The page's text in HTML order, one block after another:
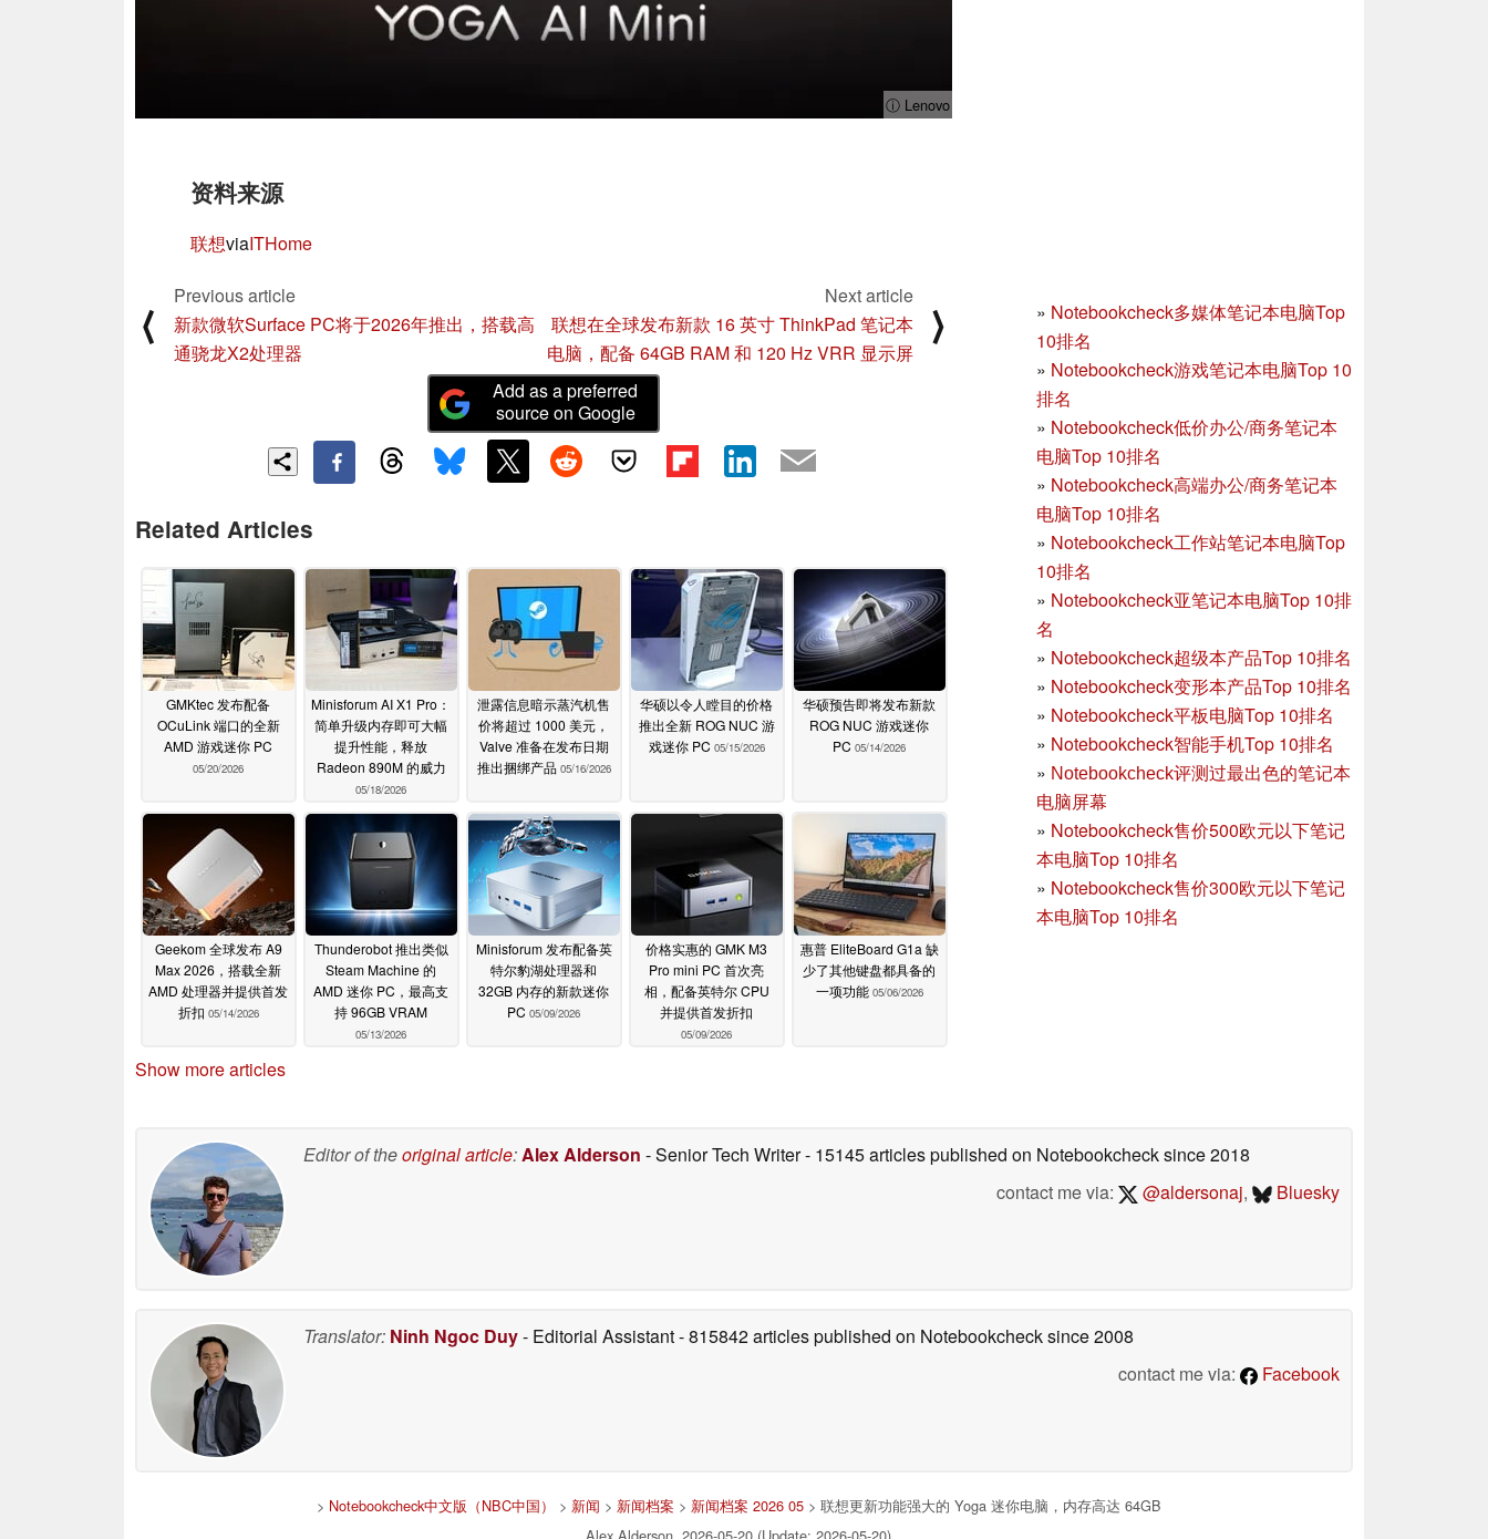
ⓘ Lenovo
资料来源
联想viaITHome
» Notebookcheck多媒体笔记本电脑Top
10排名
» Notebookcheck游戏笔记本电脑Top 10
排名
» Notebookcheck低价办公/商务笔记本
电脑Top 10排名
» Notebookcheck高端办公/商务笔记本
电脑Top 10排名
» Notebookcheck工作站笔记本电脑Top
10排名
» Notebookcheck亚笔记本电脑Top 10排
名
» Notebookcheck超级本产品Top 10排名
» Notebookcheck变形本产品Top 10排名
» Notebookcheck平板电脑Top 10排名
» Notebookcheck智能手机Top 10排名
» Notebookcheck评测过最出色的笔记本
电脑屏幕
» Notebookcheck售价500欧元以下笔记
本电脑Top 10排名
» Notebookcheck售价300欧元以下笔记
本电脑Top 10排名
⟨
Previous article
新款微软Surface PC将于2026年推出，搭载高
通骁龙X2处理器
Next article
联想在全球发布新款 16 英寸 ThinkPad 笔记本
电脑，配备 64GB RAM 和 120 Hz VRR 显示屏
⟩
Add as a preferred
source on Google
Related Articles
GMKtec 发布配备
OCuLink 端口的全新
AMD 游戏迷你 PC
05/20/2026
Minisforum AI X1 Pro：
简单升级内存即可大幅
提升性能，释放
Radeon 890M 的威力
05/18/2026
泄露信息暗示蒸汽机售
价将超过 1000 美元，
Valve 准备在发布日期
推出捆绑产品 05/16/2026
华硕以令人瞠目的价格
推出全新 ROG NUC 游
戏迷你 PC 05/15/2026
华硕预告即将发布新款
ROG NUC 游戏迷你
PC 05/14/2026
Geekom 全球发布 A9
Max 2026，搭载全新
AMD 处理器并提供首发
折扣 05/14/2026
Thunderobot 推出类似
Steam Machine 的
AMD 迷你 PC，最高支
持 96GB VRAM
05/13/2026
Minisforum 发布配备英
特尔豹湖处理器和
32GB 内存的新款迷你
PC 05/09/2026
价格实惠的 GMK M3
Pro mini PC 首次亮
相，配备英特尔 CPU
并提供首发折扣
05/09/2026
惠普 EliteBoard G1a 缺
少了其他键盘都具备的
一项功能 05/06/2026
Show more articles
Editor of theoriginal article:Alex Alderson - Senior Tech Writer- 15145 articles published on Notebookchecksince 2018
contact me via:
@aldersonaj, Bluesky
Translator: Ninh Ngoc Duy- Editorial Assistant- 815842 articles published on Notebookchecksince 2008
contact me via:
Facebook
> Notebookcheck中文版（NBC中国） > 新闻 > 新闻档案 > 新闻档案 2026 05> 联想更新功能强大的 Yoga 迷你电脑，内存高达 64GB